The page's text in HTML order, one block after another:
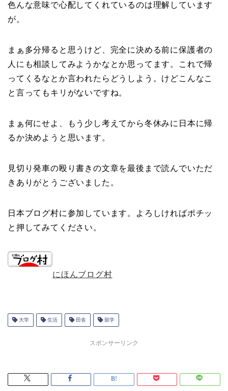
色んな意味で心配してくれているのは理解しています
が。
まぁ多分帰ると思うけど、完全に決める前に保護者の
人にも相談してみようかなとか思ってます。これで帰
ってくるなとか言われたらどうしよう。けどこんなこ
と言ってもキリがないですね。
まぁ何にせよ、もう少し考えてから冬休みに日本に帰
るか決めようと思います。
見切り発車の殴り書きの文章を最後まで読んでいただ
きありがとうございました。
日本ブログ村に参加しています。よろしければポチッ
と押してみてください。
にほんブログ村
大学 生活 田舎 留学
スポンサーリンク